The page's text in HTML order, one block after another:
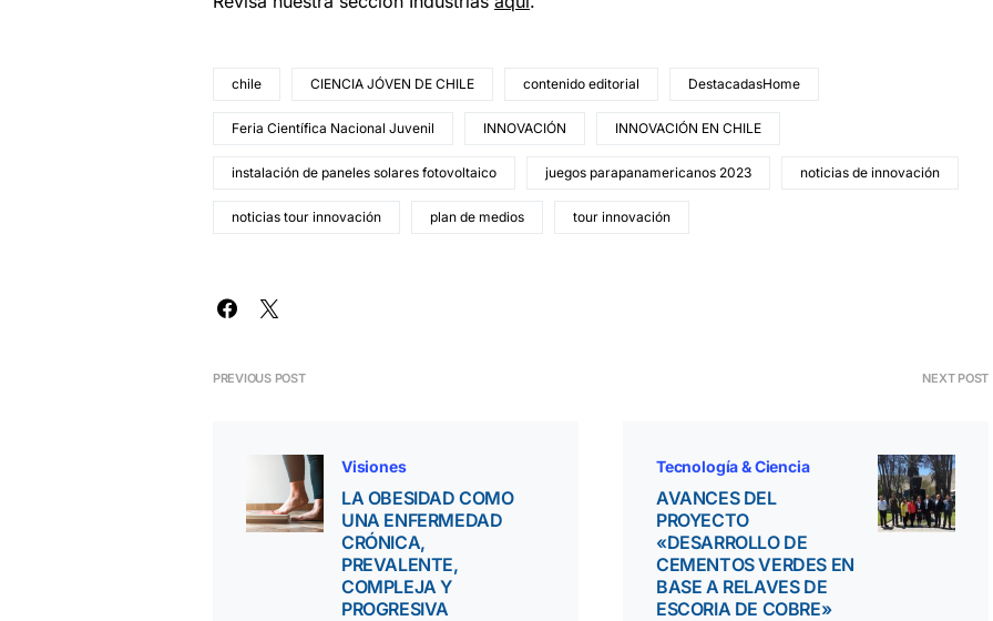
chile CIENCIA JÓVEN DE CHILE contenido editorial DestacadasHome
Feria Científica Nacional Juvenil INNOVACIÓN INNOVACIÓN EN CHILE
instalación de paneles solares fotovoltaico juegos parapanamericanos 2023 noticias de innovación
noticias tour innovación plan de medios tour innovación
PREVIOUS POST
Visiones
LA OBESIDAD COMO
UNA ENFERMEDAD
CRÓNICA,
PREVALENTE,
COMPLEJA Y
PROGRESIVA
NEXT POST
Tecnología & Ciencia
AVANCES DEL
PROYECTO
«DESARROLLO DE
CEMENTOS VERDES EN
BASE A RELAVES DE
ESCORIA DE COBRE»